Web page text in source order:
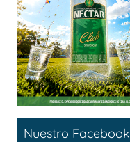
Nuestro Facebook